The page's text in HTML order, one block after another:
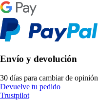
Envío y devolución
30 días para cambiar de opinión
Devuelve tu pedido
Trustpilot